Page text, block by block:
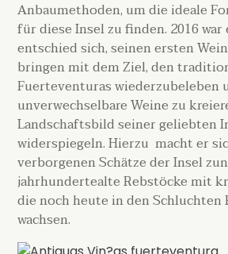
Anbaumethoden, um die ideale
für diese Insel zu finden. 2016 war
entschied sich, seinen ersten
bringen mit dem Ziel, den
Fuerteventuras wiederzubeleben
unverwechselbare Weine zu
Landschaftsbild seiner geliebten
widerspiegeln. Hierzu macht er
verborgenen Schätze der Insel
jahrhundertealte Rebstöcke mit
die noch heute in den Schluchten
wachsen.